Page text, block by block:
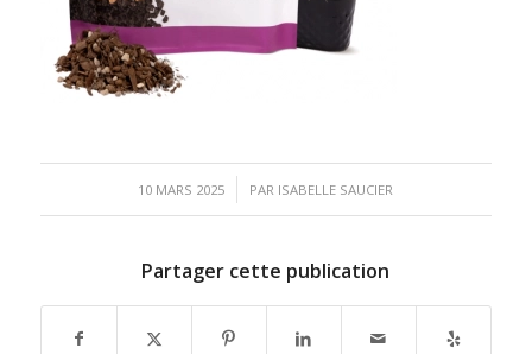
10 MARS 2025
/ PAR ISABELLE SAUCIER
Partager cette publication